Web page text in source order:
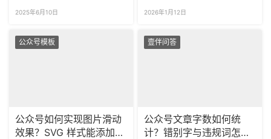
2025年6月10日 2026年1月12日
公众号模板
公众号如何实现图片滑动
效果？SVG 样式能添加跳
壹伴问答
公众号文章字数如何统
计？错别字与违规词怎样